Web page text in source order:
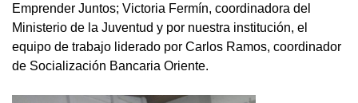
Emprender Juntos; Victoria Fermín, coordinadora del
Ministerio de la Juventud y por nuestra institución, el
equipo de trabajo liderado por Carlos Ramos, coordinador
de Socialización Bancaria Oriente.